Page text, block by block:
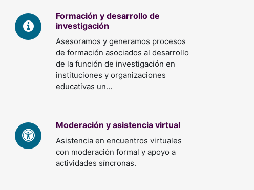
Formación y desarrollo de
investigación
Asesoramos y generamos procesos
de formación asociados al desarrollo
de la función de investigación en
instituciones y organizaciones
educativas un…
Moderación y asistencia virtual
Asistencia en encuentros virtuales
con moderación formal y apoyo a
actividades síncronas.